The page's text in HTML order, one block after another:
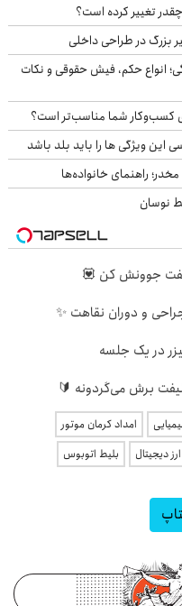
بزرگ در طراحی داخلی
انواع حکم، فیش حقوقی و نکات
کسب‌وکار شما مناسب‌تر است؟
این ویژگی ها را باید بلد باشد
نوسان
جوونش کن 💟
در یک جلسه
برش می‌گردونه 🔰
امداد کرمان موتور
ارز دیجیتال بلیط اتوبوس